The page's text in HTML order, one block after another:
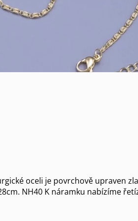
oceli je povrchově upraven
NH40 K náramku nabízíme